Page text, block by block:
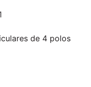
de 4 polos